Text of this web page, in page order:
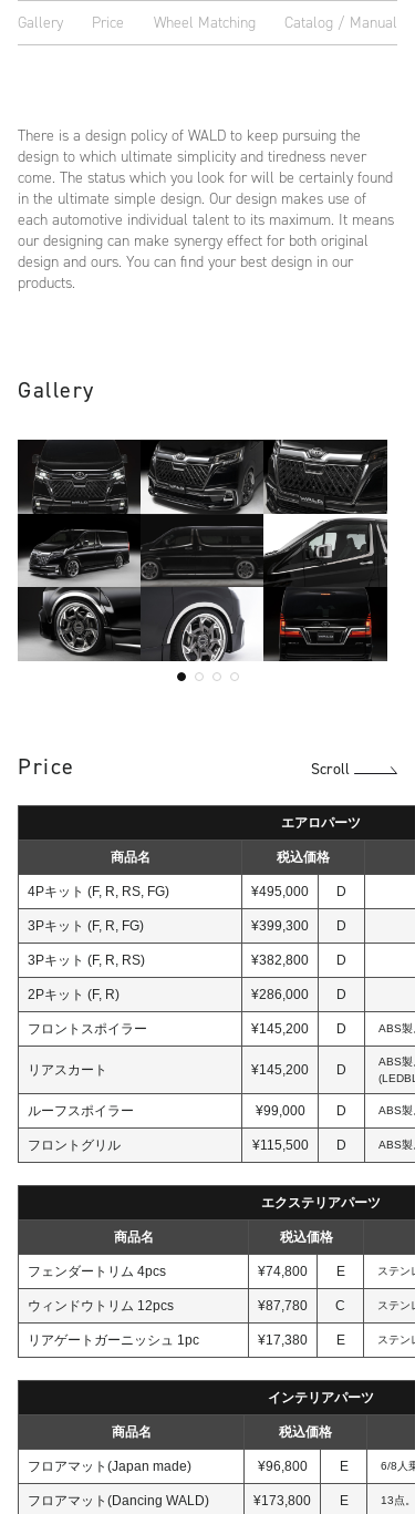
Gallery Price Wheel Matching Catalog / Manual
There is a design policy of WALD to keep pursuing the
design to which ultimate simplicity and tiredness never
come. The status which you look for will be certainly found
in the ultimate simple design. Our design makes use of
each automotive individual talent to its maximum. It means
our designing can make synergy effect for both original
design and ours. You can find your best design in our
products.
Gallery
Price Scroll
エアロパーツ
商品名 税込価格
4Pキット (F, R, RS, FG) ¥495,000 D
3Pキット (F, R, FG) ¥399,300 D
3Pキット (F, R, RS) ¥382,800 D
2Pキット (F, R) ¥286,000 D
フロントスポイラー ¥145,200 D ABS製
リアスカート ¥145,200 D
ABS製
ルーフスポイラー ¥99,000 D ABS製
フロントグリル ¥115,500 D ABS製
エクステリアパーツ
商品名 税込価格
フェンダートリム 4pcs ¥74,800 E ステン
ウィンドウトリム 12pcs ¥87,780 C ステン
リアゲートガーニッシュ 1pc ¥17,380 E ステン
インテリアパーツ
商品名 税込価格
フロアマット(Japan made) ¥96,800 E 6/8人
フロアマット(Dancing WALD) ¥173,800 E 13点